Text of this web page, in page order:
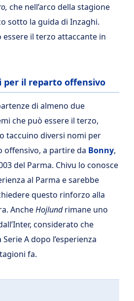
che nell’arco della stagione
sotto la guida di Inzaghi.
il terzo attaccante in
il reparto offensivo
di almeno due
che può essere il terzo,
taccuino diversi nomi per
a partire da Bonny,
del Parma. Chivu lo conosce
al Parma e sarebbe
questo rinforzo alla
AncheHojlundrimane uno
considerato che
A dopo l’esperienza
fa.